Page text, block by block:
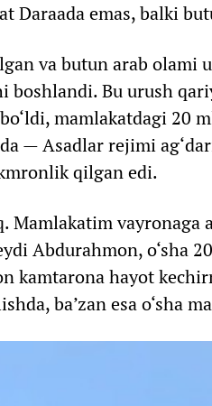
Daraada emas, balki
va butun arab olami
Bu urush
mamlakatdagi 20
— Asadlar rejimi
qilgan edi.
Mamlakatim vayronaga
Abdurahmon, o‘sha
kamtarona hayot
ba’zan esa o‘sha